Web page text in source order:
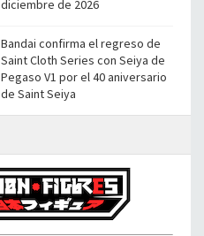
diciembre de 2026
Bandai confirma el regreso de
Saint Cloth Series con Seiya de
Pegaso V1 por el 40 aniversario
de Saint Seiya